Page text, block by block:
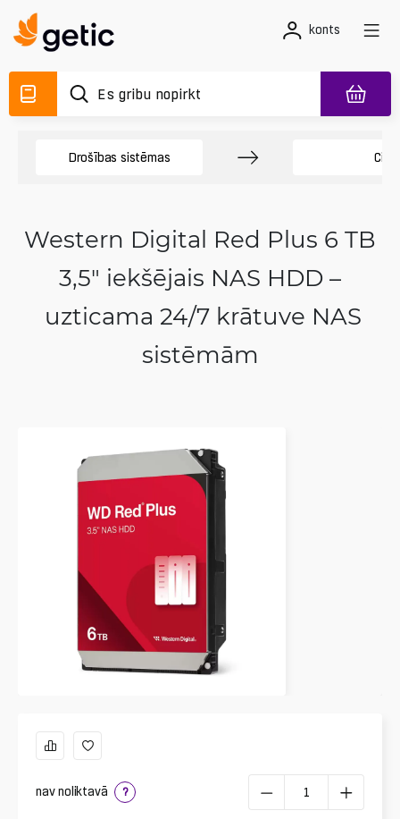
konts
Drošības sistēmas
Western Digital Red Plus 6 TB
3,5" iekšējais NAS HDD –
uzticama 24/7 krātuve NAS
sistēmām
nav noliktavā ?